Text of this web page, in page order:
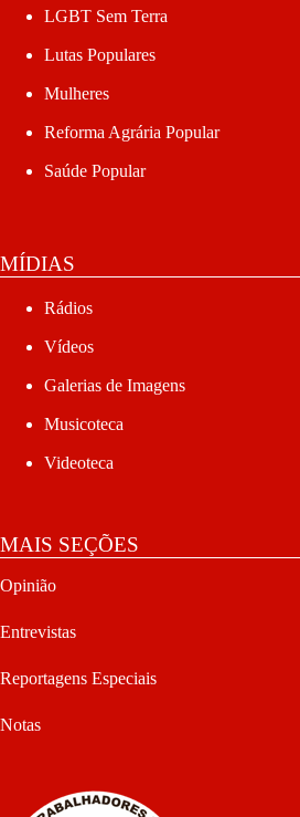
LGBT Sem Terra
Lutas Populares
Mulheres
Reforma Agrária Popular
Saúde Popular
MÍDIAS
Rádios
Vídeos
Galerias de Imagens
Musicoteca
Videoteca
MAIS SEÇÕES
Opinião
Entrevistas
Reportagens Especiais
Notas